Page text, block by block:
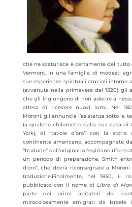
che ne scaturisce è certamente del tutto
Vermont, in una famiglia di modesti
sue esperienze spirituali cruciali intorno
(avvenuta nella primavera del 1820) gli
che gli ingiungono di non aderire a
attesa di ricevere nuovi lumi. Nel
Moroni, gli annuncia l’esistenza sotto la
(a qualche chilometro dalla sua casa di
York), di “tavole d’oro” con la
continente americano, accompagnate
“tradurle” dall’originario “egiziano
un periodo di preparazione, Smith
d’oro”, che dovrà riconsegnare a
traduzione.Finalmente, nel 1830, il
pubblicato con il nome diLibro di
parte dei primi abitatori del
miracolosamente emigrati da Israele